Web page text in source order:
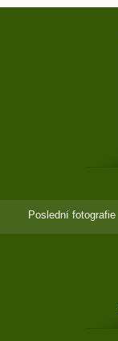
Poslední fotografie